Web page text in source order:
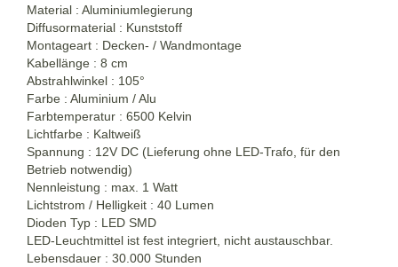
Material : Aluminiumlegierung
Diffusormaterial : Kunststoff
Montageart : Decken- / Wandmontage
Kabellänge : 8 cm
Abstrahlwinkel : 105°
Farbe : Aluminium / Alu
Farbtemperatur : 6500 Kelvin
Lichtfarbe : Kaltweiß
Spannung : 12V DC (Lieferung ohne LED-Trafo, für den
Betrieb notwendig)
Nennleistung : max. 1 Watt
Lichtstrom / Helligkeit : 40 Lumen
Dioden Typ : LED SMD
LED-Leuchtmittel ist fest integriert, nicht austauschbar.
Lebensdauer : 30.000 Stunden